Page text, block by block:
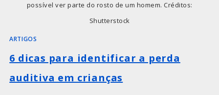
possível ver parte do rosto de um homem. Créditos:
Shutterstock
ARTIGOS
6 dicas para identificar a perda
auditiva em crianças